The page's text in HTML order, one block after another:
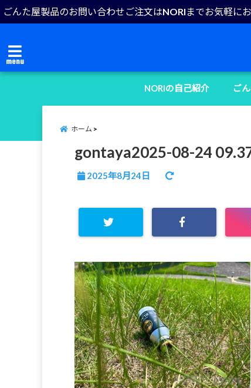
ごんた屋製品のお問い合わせご注文はNORIまでお気軽にお
menu
NORIの自己紹介 ご
ホーム
gontaya2025-08-24
2025年8月24日